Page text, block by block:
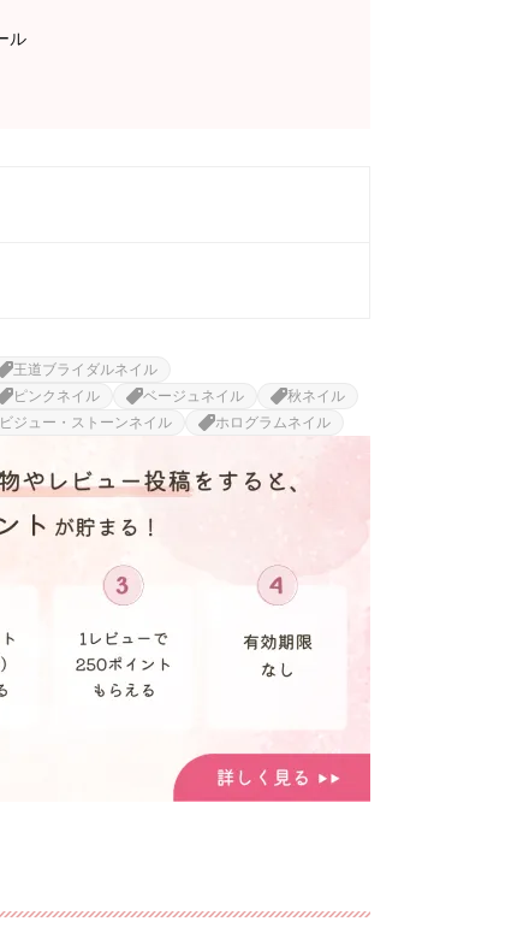
ル
王道ブライダルネイル
ピンクネイル ベージュネイル
秋ネイル
ビジュー・ストーンネイル ホログラムネイル